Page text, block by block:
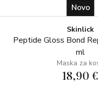
Novo
Skinlick
Peptide Gloss Bond
ml
Maska za
18,90 €